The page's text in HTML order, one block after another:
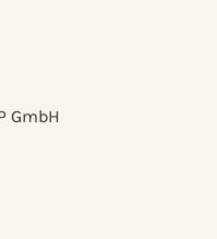
GmbH